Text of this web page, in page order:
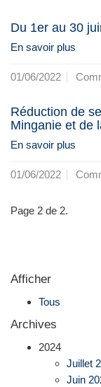
Du 1er au 30
En savoir plus
01/06/2022
Réduction de
Minganie et de
En savoir plus
01/06/2022
Page 2 de 2.
Afficher
Tous
Archives
2024
Juillet
Juin